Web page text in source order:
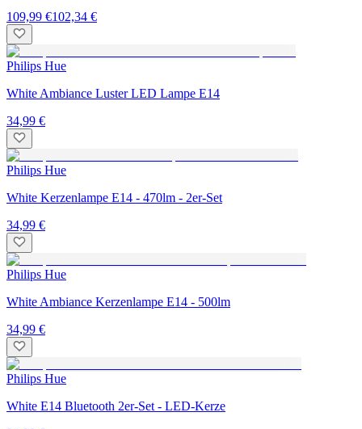
109,99 €102,34 €
Philips Hue
White Ambiance Luster LED Lampe E14
34,99 €
Philips Hue
White Kerzenlampe E14 - 470lm - 2er-Set
34,99 €
Philips Hue
White Ambiance Kerzenlampe E14 - 500lm
34,99 €
Philips Hue
White E14 Bluetooth 2er-Set - LED-Kerze